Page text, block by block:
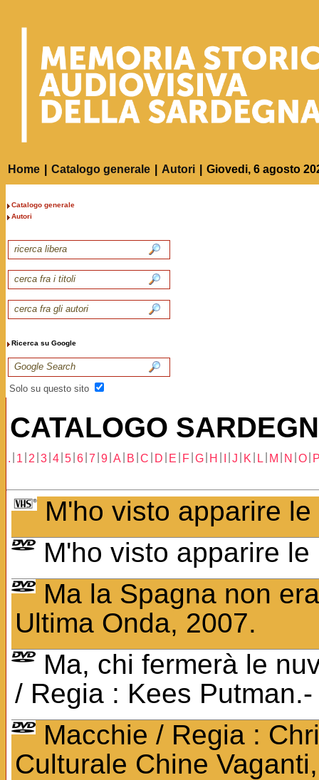
Home Catalogo generale Autori Giovedi, 6 agosto
Catalogo generale
Autori
Ricerca su Google
Solo su questo sito
CATALOGO
. 1 2 3 4 5 6 7 9 A B C D E F G H J K L M N O
M'ho visto apparire
M'ho visto apparire
Ma la Spagna non
Ultima Onda, 2007.
Ma, chi fermerà le
/ Regia : Kees
Macchie / Regia :
Culturale Chine